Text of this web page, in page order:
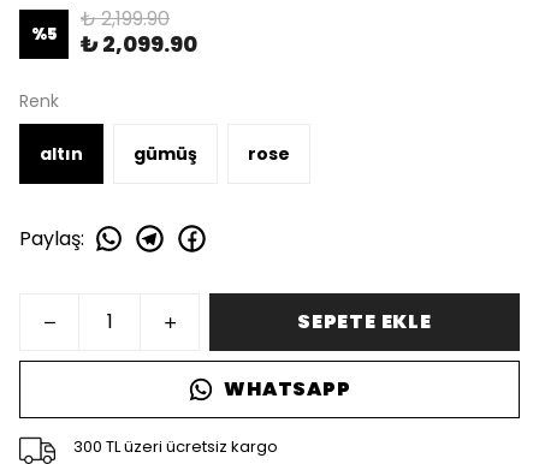
%5
₺ 2,199.90
₺ 2,099.90
Renk
altın gümüş rose
Paylaş:
SEPETE EKLE
WHATSAPP
300 TL üzeri ücretsiz kargo